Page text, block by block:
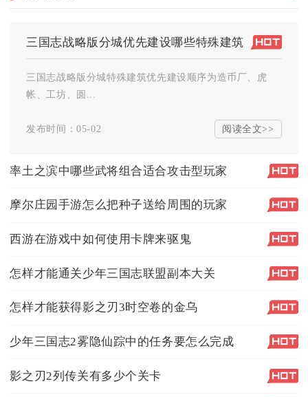
三国志战略版分城优先建设哪些特殊建筑
三国志战略版分城特殊建筑优先建设顺序为造币厂、虎
帐、工坊、圆...
发布时间：05-02 阅读全文>>
率土之滨中哪些武将组合适合攻击型玩家
摩尔庄园手游怎么把种子送给周围的玩家
西游在游戏中如何使用卡牌来驱鬼
怎样才能通关少年三国志联盟副本大关
怎样才能获得影之刃3时空卷的金乌
少年三国志2雾隐仙踪中的任务要怎么完成
影之刃2列传关有多少个关卡